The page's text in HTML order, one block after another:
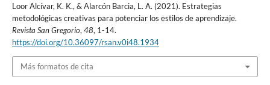
Loor Alcívar, K. K., & Alarcón Barcia, L. A. (2021). Estrategias
metodológicas creativas para potenciar los estilos de aprendizaje.
Revista San Gregorio, 48, 1-14.
https://doi.org/10.36097/rsan.v0i48.1934
Más formatos de cita